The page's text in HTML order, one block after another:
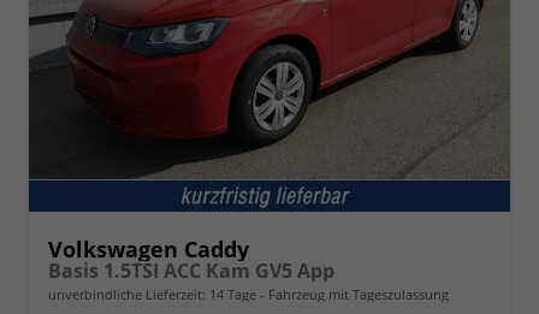
Volkswagen Caddy
Basis 1.5TSI ACC Kam GV5 App
unverbindliche Lieferzeit: 14 Tage Fahrzeug mit Tageszulassung